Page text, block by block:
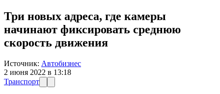
Три новых адреса, где камеры
начинают фиксировать среднюю
скорость движения
Источник: Автобизнес
2 июня 2022 в 13:18
Транспорт